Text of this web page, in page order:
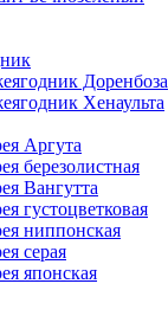
Доренбоза
Хенаульта
Аргута
березолистная
Вангутта
густоцветковая
ниппонская
серая
японская